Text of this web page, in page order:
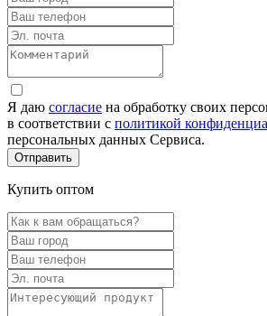
Я даю согласие на обработку своих
в соответствии с политикой
персональных данных Сервиса.
Купить оптом